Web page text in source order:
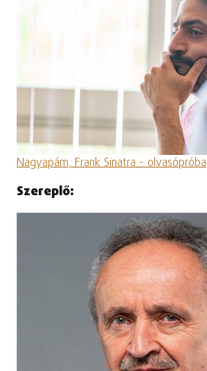
Nagyapám, Frank Sinatra - olvasópróba
Szereplő: